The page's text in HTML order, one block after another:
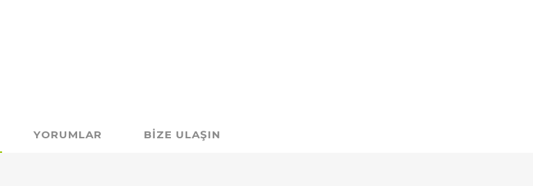
YORUMLAR BIZE ULAŞIN